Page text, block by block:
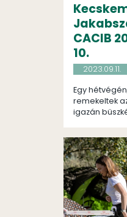
CACIB
10.
2023.09.11.
Egy
remekeltek
igazán